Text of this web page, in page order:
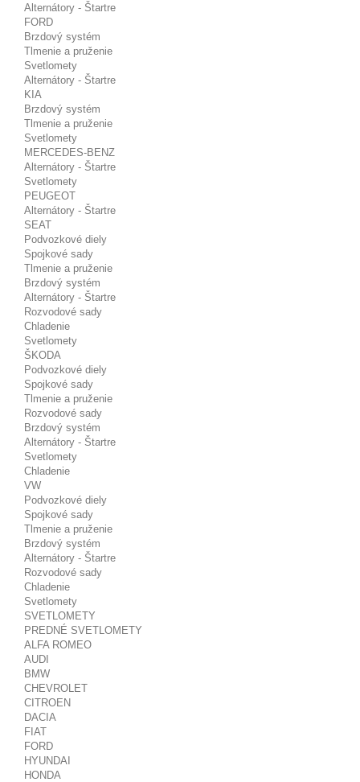
Alternátory - Štartre
FORD
Brzdový systém
Tlmenie a pruženie
Svetlomety
Alternátory - Štartre
KIA
Brzdový systém
Tlmenie a pruženie
Svetlomety
MERCEDES-BENZ
Alternátory - Štartre
Svetlomety
PEUGEOT
Alternátory - Štartre
SEAT
Podvozkové diely
Spojkové sady
Tlmenie a pruženie
Brzdový systém
Alternátory - Štartre
Rozvodové sady
Chladenie
Svetlomety
ŠKODA
Podvozkové diely
Spojkové sady
Tlmenie a pruženie
Rozvodové sady
Brzdový systém
Alternátory - Štartre
Svetlomety
Chladenie
VW
Podvozkové diely
Spojkové sady
Tlmenie a pruženie
Brzdový systém
Alternátory - Štartre
Rozvodové sady
Chladenie
Svetlomety
SVETLOMETY
PREDNÉ SVETLOMETY
ALFA ROMEO
AUDI
BMW
CHEVROLET
CITROEN
DACIA
FIAT
FORD
HYUNDAI
HONDA